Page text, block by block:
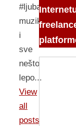
#ljubav,
muzika
i
sve
nešto
lepo...
View
all
posts